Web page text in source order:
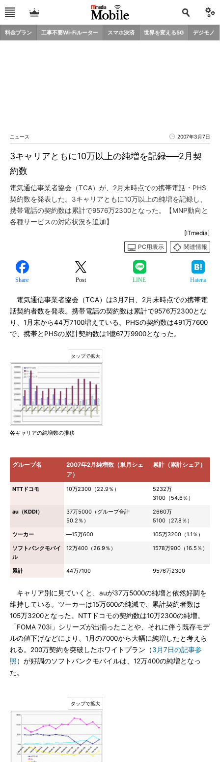
料金プラン 工事不要Wi-Fiルーター スマホ決済 世界を変える5G デジモノ
ニュース 2007年3月7日
3キャリアともに10万以上の純増を記録──2月契
約数
電気通信事業者協会（TCA）が、2月末時点での携帯電話・PHS
契約数を発表した。3キャリアともに10万以上の純増を記録し、
携帯電話の契約数は累計で9576万2300となった。【MNP動向と
各種サービスの対応状況を追加】
[ITmedia]
PC用表示
関連情報
Share Post LINE Hatena
電気通信事業者協会（TCA）は3月7日、2月末時点での携帯電
話契約者数を発表。携帯電話の契約数は累計で9576万2300とな
り、1月末から44万7100増えている。PHSの契約数は491万7600
で、携帯とPHSの累計契約数は1億67万9900となった。
各キャリアの純増数の推移
グループ名
2007年2月純増数（単月シェ
ア）
累計（累計シェア）
NTTドコモ 10万2300（22.9％）
5232万
3100（54.6％）
au（KDDI）
37万5000（グループ合計
50.2％）
2660万
5100（27.8％）
ツーカー
―15万600
105万3200（1.1％）
ソフトバンクモバイ
ル
12万400（26.9％） 1578万900（16.5％）
累計 44万7100 9576万2300
キャリア別に見ていくと、auが37万5000の純増と依然好調を
維持している。ツーカーは15万600の純減で、累計契約者数は
105万3200となった。NTTドコモの契約数は10万2300の純増。
「FOMA 703i」シリーズが出揃ったことや、それに伴う既存モデ
ルの値下げなどにより、1月の7000から大幅に純増したと考えら
れる。200万契約を突破したホワイトプラン（3月7日の記事参
照）が好調のソフトバンクモバイルは、12万400の純増となっ
た。